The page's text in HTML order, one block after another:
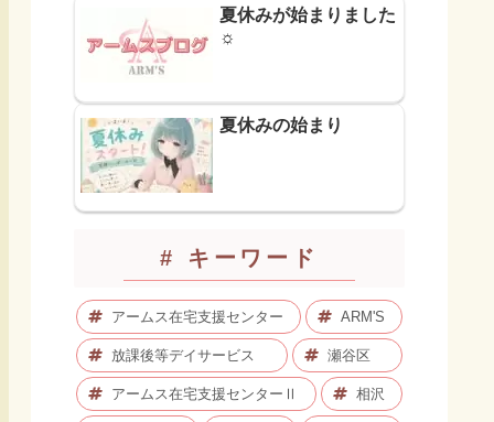
夏休みが始まりました
☼
夏休みの始まり
# キーワード
アームス在宅支援センター ARM'S
放課後等デイサービス 瀬谷区
アームス在宅支援センターⅡ 相沢